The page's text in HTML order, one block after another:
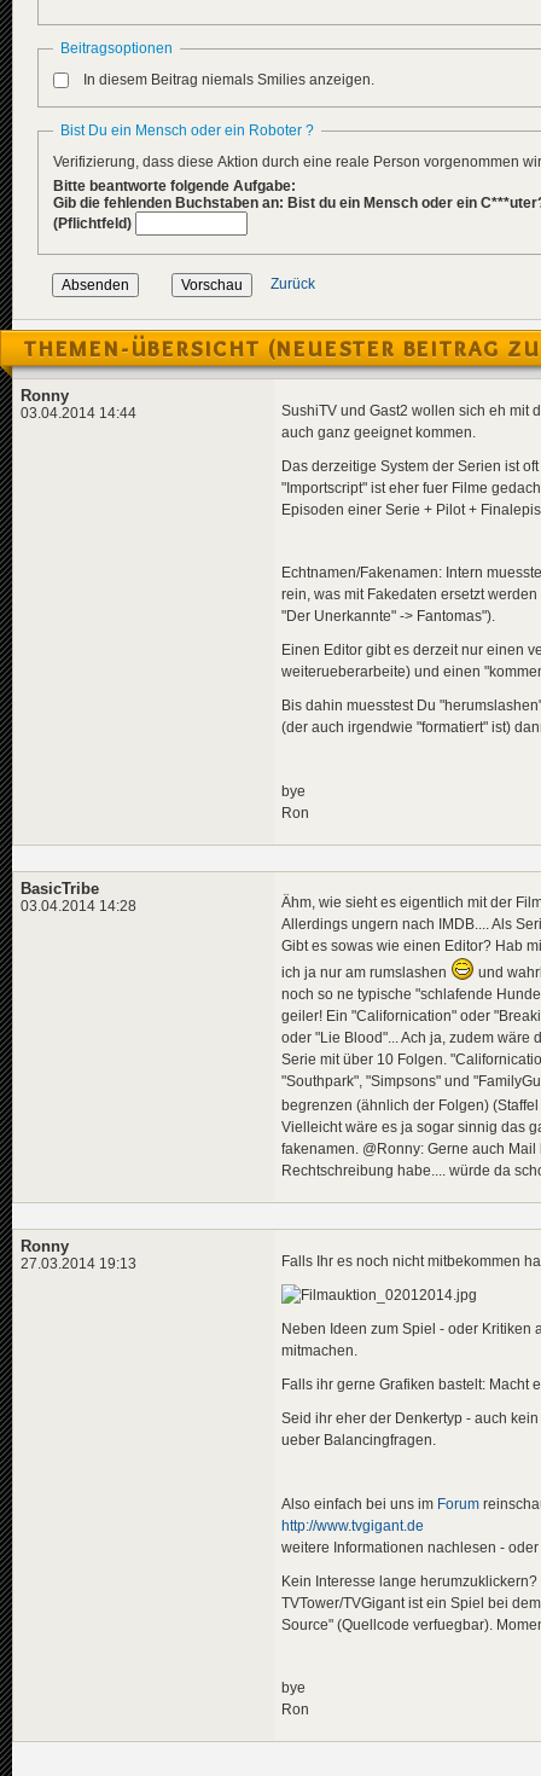
Beitragsoptionen
In diesem Beitrag niemals Smilies anzeigen.
Bist Du ein Mensch oder ein Roboter ?
Verifizierung, dass diese Aktion durch eine reale Person vorgenommen
Bitte beantworte folgende Aufgabe:
Gib die fehlenden Buchstaben an: Bist du ein Mensch oder ein
(Pflichtfeld)
Zurück
THEMEN-ÜBERSICHT (NEUESTER BEITRAG
Ronny
03.04.2014 14:44
SushiTV und Gast2 wollen sich eh mit
auch ganz geeignet kommen.
Das derzeitige System der Serien ist
"Importscript" ist eher fuer Filme
Episoden einer Serie + Pilot +
Echtnamen/Fakenamen: Intern
rein, was mit Fakedaten ersetzt
"Der Unerkannte" -> Fantomas").
Einen Editor gibt es derzeit nur einen
weiterueberarbeite) und einen
Bis dahin muesstest Du
(der auch irgendwie "formatiert" ist)
bye
Ron
BasicTribe
03.04.2014 14:28
Ähm, wie sieht es eigentlich mit der
Allerdings ungern nach IMDB.... Als
Gibt es sowas wie einen Editor? Hab
ich ja nur am rumslashen
und
noch so ne typische "schlafende
geiler! Ein "Californication" oder
oder "Lie Blood"... Ach ja, zudem wäre
Serie mit über 10 Folgen.
"Southpark", "Simpsons" und
begrenzen (ähnlich der Folgen)
Vielleicht wäre es ja sogar sinnig das
fakenamen. @Ronny: Gerne auch
Rechtschreibung habe.... würde da
Ronny
27.03.2014 19:13 Falls Ihr es noch nicht mitbekommen
Neben Ideen zum Spiel - oder
mitmachen.
Falls ihr gerne Grafiken bastelt: Macht
Seid ihr eher der Denkertyp - auch
ueber Balancingfragen.
Also einfach bei uns im Forum
http://www.tvgigant.de
weitere Informationen nachlesen -
Kein Interesse lange
TVTower/TVGigant ist ein Spiel bei
Source" (Quellcode verfuegbar).
bye
Ron